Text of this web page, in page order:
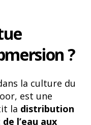
?
la culture du
est une
la distribution
l’eau aux